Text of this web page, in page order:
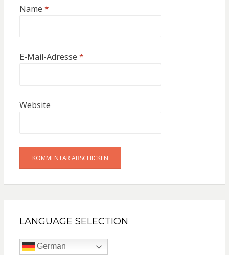
Name *
E-Mail-Adresse *
Website
LANGUAGE SELECTION
German